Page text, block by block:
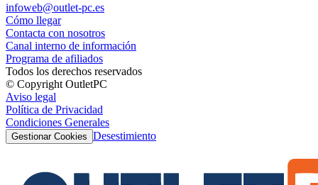
infoweb@outlet-pc.es
Cómo llegar
Contacta con nosotros
Canal interno de información
Programa de afiliados
Todos los derechos reservados
© Copyright OutletPC
Aviso legal
Política de Privacidad
Condiciones Generales
Gestionar Cookies Desestimiento